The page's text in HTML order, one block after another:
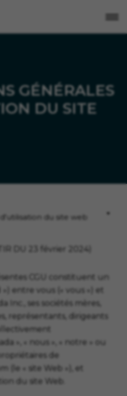
X
GÉNÉRALES
DU SITE
du site web
DU 23 février 2024)
CGU constituent
un
») entre vous (« vous ») et
Inc.,
ses sociétés mères,
représentants, dirigeants
», « nous », « notre » ou
de
(le « site Web »), et
du site Web.